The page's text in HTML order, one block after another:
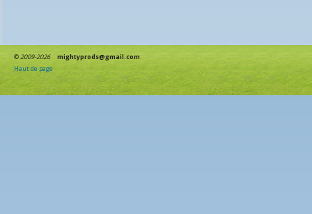
©2009-2026
mightyprods@gmail.com
Haut de page